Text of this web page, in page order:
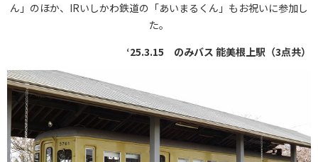
ん」のほか、IRいしかわ鉄道の「あいまるくん」もお祝いに参加し
た。
‘25.3.15 のみバス 能美根上駅（3点共）